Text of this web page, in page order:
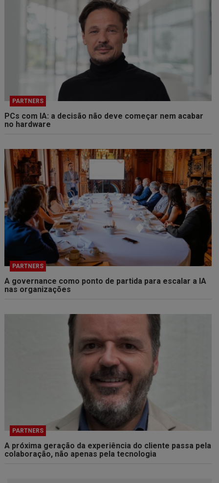
PARTNERS
PCs com IA: a decisão não deve começar nem acabar
no hardware
PARTNERS
A governance como ponto de partida para escalar a IA
nas organizações
PARTNERS
A próxima geração da experiência do cliente passa pela
colaboração, não apenas pela tecnologia